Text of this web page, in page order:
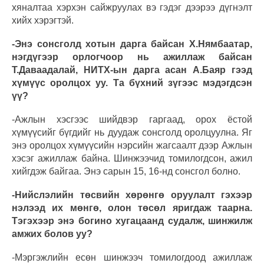
хяналтаа хэрхэн сайжруулах вэ гэдэг дээрээ дүгнэлт
хийх хэрэгтэй.
-Энэ сонсголд хотын дарга байсан Х.Нямбаатар,
нэгдүгээр орлогчоор нь ажиллаж байсан
Т.Даваадалай, НИТХ-ын дарга асан А.Баяр гээд
хүмүүс оролцох уу. Та бүхний зүгээс мэдэгдсэн
үү?
-Ажлын хэсгээс шийдвэр гаргаад, орох ёстой
хүмүүсийг бүгдийг нь дуудаж сонсголд оролцуулна. Яг
энэ оролцох хүмүүсийн нэрсийн жагсаалт дээр Ажлын
хэсэг ажиллаж байна. Шинжээчид томилогдсон, ажил
хийгдэж байгаа. Энэ сарын 15, 16-нд сонсгол болно.
-Нийслэлийн төсвийн хөрөнгө оруулалт гэхээр
нэлээд их мөнгө, олон төсөл яригдаж таарна.
Тэгэхээр энэ богино хугацаанд судалж, шинжилж
амжих болов уу?
-Мэргэжлийн есөн шинжээч томилогдоод ажиллаж